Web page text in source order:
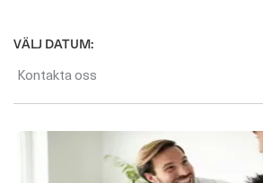
VÄLJ DATUM:
Kontakta oss